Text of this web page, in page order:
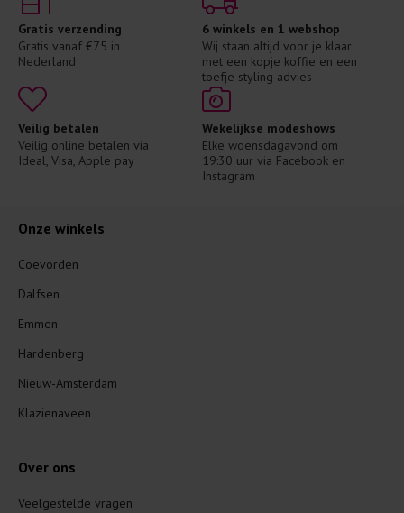
Gratis verzending
Gratis vanaf €75 in
Nederland
6 winkels en 1 webshop
Wij staan altijd voor je klaar
met een kopje koffie en een
toefje styling advies
Veilig betalen
Veilig online betalen via
Ideal, Visa, Apple pay
Wekelijkse modeshows
Elke woensdagavond om
19:30 uur via Facebook en
Instagram
Onze winkels
Coevorden
Dalfsen
Emmen
Hardenberg
Nieuw-Amsterdam
Klazienaveen
Over ons
Veelgestelde vragen